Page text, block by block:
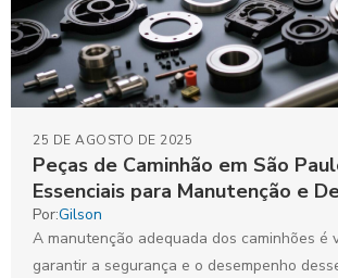
Peças de Caminhão em São
Essenciais para Manutenção e
25 DE AGOSTO DE 2025
Por:Gilson
A manutenção adequada dos caminhões é
garantir a segurança e o desempenho